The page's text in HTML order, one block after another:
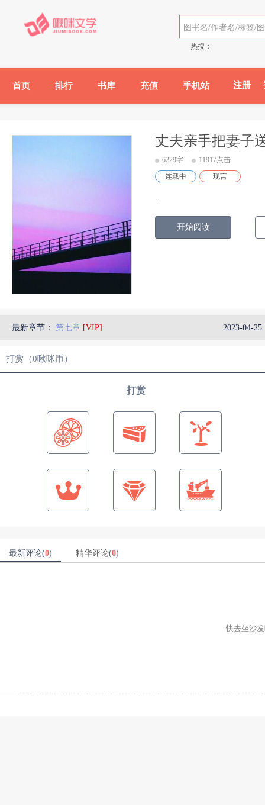
热搜：
首页 排行 书库 充值 手机站 注册
丈夫亲手把妻子
6229字
11917点击
连载中
现言
...
开始阅读
最新章节： 第七章 [VIP] 2023-04-25
打赏（0啾咪币）
打赏
最新评论(0) 精华评论(0)
快去坐沙